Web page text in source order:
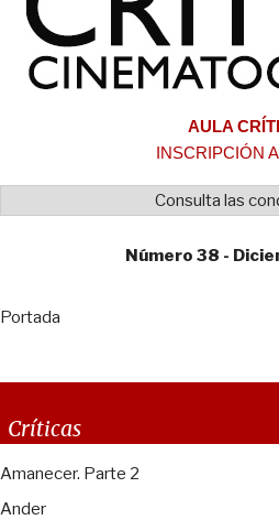
AULA
INSCRIPCIÓN
Consulta las
Número 38 -
Portada
Críticas
Amanecer. Parte 2
Ander